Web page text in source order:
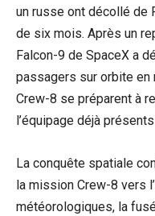
un russe ont décollé de
de six mois. Après un
Falcon-9 de SpaceX a
passagers sur orbite
Crew-8 se préparent à
l’équipage déjà
La conquête spatiale
la mission Crew-8 vers
météorologiques, la